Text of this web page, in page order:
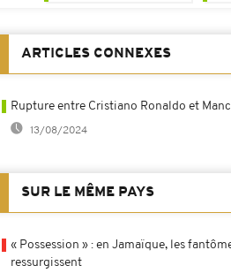
ARTICLES CONNEXES
Rupture entre Cristiano Ronaldo et
13/08/2024
SUR LE MÊME PAYS
« Possession » : en Jamaïque, les
ressurgissent